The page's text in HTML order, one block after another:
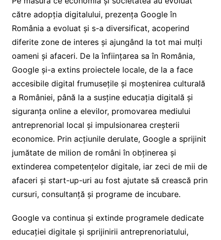
către adopția digitalului, prezența Google în
România a evoluat și s-a diversificat, acoperind
diferite zone de interes și ajungând la tot mai mulți
oameni și afaceri. De la înființarea sa în România,
Google și-a extins proiectele locale, de la a face
accesibile digital frumusețile și moștenirea culturală
a României, până la a susține educația digitală și
siguranța online a elevilor, promovarea mediului
antreprenorial local și impulsionarea creșterii
economice. Prin acțiunile derulate, Google a sprijinit
jumătate de milion de români în obținerea și
extinderea competențelor digitale, iar zeci de mii de
afaceri și start-up-uri au fost ajutate să crească prin
cursuri, consultanță și programe de incubare.
Google va continua și extinde programele dedicate
educației digitale și sprijinirii antreprenoriatului,